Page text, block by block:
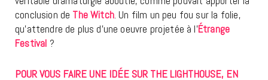
conclusion de The Witch. Un film un peu fou sur la folie,
qu’attendre de plus d’une oeuvre projetée à l’Étrange
Festival ?
POUR VOUS FAIRE UNE IDÉE SUR THE LIGHTHOUSE, EN